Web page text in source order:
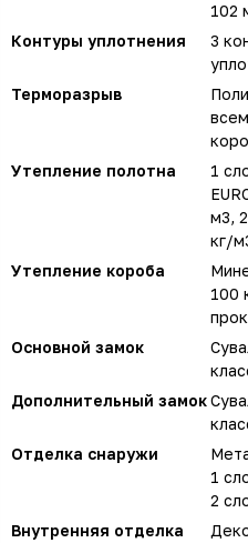
102
Контуры уплотнения
3
Терморазрыв
Утепление полотна
1
м3,
кг/
Утепление короба
100
Основной замок
Дополнительный замок
Отделка снаружи
1
2
Внутренняя отделка